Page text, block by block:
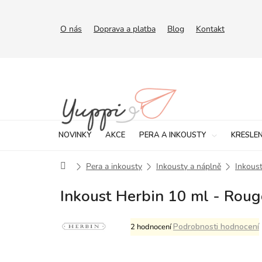
O nás Doprava a platba Blog Kontakt
NOVINKY AKCE PERA A INKOUSTY
DomůPera a inkousty Inkousty a náplně
Inkoust Herbin 10 ml -
Průměrné
hodnocení
2 hodnoceníPodrobnosti hodnocení